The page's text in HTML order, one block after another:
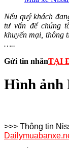
Nếu quý khách
tư vấn để chúng
khuyến mại, thông
…..
Gửi tin nhắnTẠI
Hình ảnh
>>> Thông tin